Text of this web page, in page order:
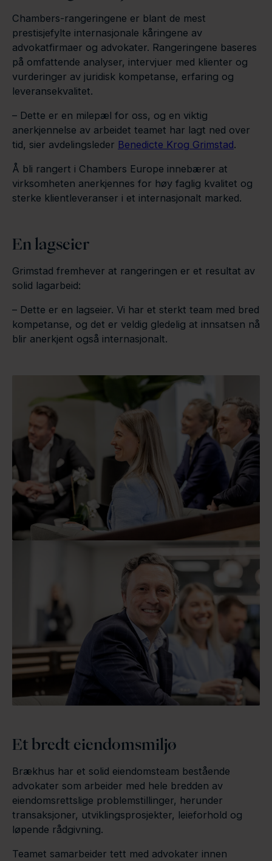
Chambers-rangeringene er blant de mest
prestisjefylte internasjonale kåringene av
advokatfirmaer og advokater. Rangeringene baseres
på omfattende analyser, intervjuer med klienter og
vurderinger av juridisk kompetanse, erfaring og
leveransekvalitet.
– Dette er en milepæl for oss, og en viktig
anerkjennelse av arbeidet teamet har lagt ned over
tid, sier avdelingsleder Benedicte Krog Grimstad.
Å bli rangert i Chambers Europe innebærer at
virksomheten anerkjennes for høy faglig kvalitet og
sterke klientleveranser i et internasjonalt marked.
En lagseier
Grimstad fremhever at rangeringen er et resultat av
solid lagarbeid:
– Dette er en lagseier. Vi har et sterkt team med bred
kompetanse, og det er veldig gledelig at innsatsen nå
blir anerkjent også internasjonalt.
Et bredt eiendomsmiljø
Brækhus har et solid eiendomsteam bestående
advokater som arbeider med hele bredden av
eiendomsrettslige problemstillinger, herunder
transaksjoner, utviklingsprosjekter, leieforhold og
løpende rådgivning.
Teamet samarbeider tett med advokater innen